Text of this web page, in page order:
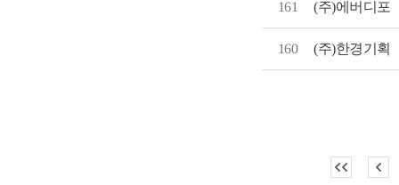
161 (주)에버디포
160 (주)한경기획